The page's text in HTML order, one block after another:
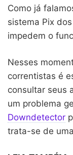
Como já
sistema Pix
impedem o
Nesses
correntistas é
consultar seus
um problema
Downdetector
trata-se de